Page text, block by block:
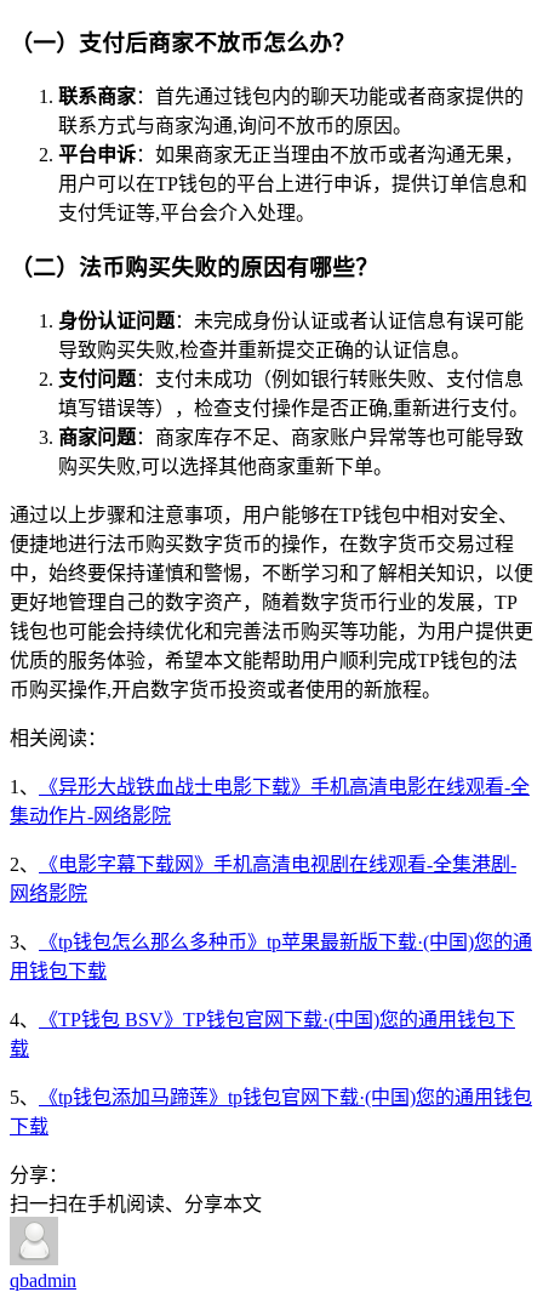
（一）支付后商家不放币怎么办？
联系商家：首先通过钱包内的聊天功能或者商家提供的
联系方式与商家沟通,询问不放币的原因。
平台申诉：如果商家无正当理由不放币或者沟通无果，
用户可以在TP钱包的平台上进行申诉，提供订单信息和
支付凭证等,平台会介入处理。
（二）法币购买失败的原因有哪些？
身份认证问题：未完成身份认证或者认证信息有误可能
导致购买失败,检查并重新提交正确的认证信息。
支付问题：支付未成功（例如银行转账失败、支付信息
填写错误等），检查支付操作是否正确,重新进行支付。
商家问题：商家库存不足、商家账户异常等也可能导致
购买失败,可以选择其他商家重新下单。
通过以上步骤和注意事项，用户能够在TP钱包中相对安全、
便捷地进行法币购买数字货币的操作，在数字货币交易过程
中，始终要保持谨慎和警惕，不断学习和了解相关知识，以便
更好地管理自己的数字资产，随着数字货币行业的发展，TP
钱包也可能会持续优化和完善法币购买等功能，为用户提供更
优质的服务体验，希望本文能帮助用户顺利完成TP钱包的法
币购买操作,开启数字货币投资或者使用的新旅程。
相关阅读：
1、
《异形大战铁血战士电影下载》手机高清电影在线观看-全
集动作片-网络影院
2、
《电影字幕下载网》手机高清电视剧在线观看-全集港剧-
网络影院
3、
《tp钱包怎么那么多种币》tp苹果最新版下载·(中国)您的通
用钱包下载
4、
《TP钱包 BSV》TP钱包官网下载·(中国)您的通用钱包下
载
5、
《tp钱包添加马蹄莲》tp钱包官网下载·(中国)您的通用钱包
下载
分享：
扫一扫在手机阅读、分享本文
qbadmin